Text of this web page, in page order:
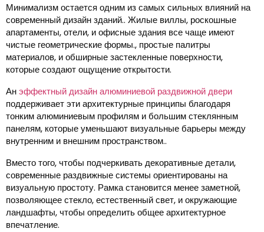
Минимализм остается одним из самых сильных влияний на
современный дизайн зданий.. Жилые виллы, роскошные
апартаменты, отели, и офисные здания все чаще имеют
чистые геометрические формы., простые палитры
материалов, и обширные застекленные поверхности,
которые создают ощущение открытости.
Анэффектный дизайн алюминиевой раздвижной двери
поддерживает эти архитектурные принципы благодаря
тонким алюминиевым профилям и большим стеклянным
панелям, которые уменьшают визуальные барьеры между
внутренним и внешним пространством..
Вместо того, чтобы подчеркивать декоративные детали,
современные раздвижные системы ориентированы на
визуальную простоту. Рамка становится менее заметной,
позволяющее стекло, естественный свет, и окружающие
ландшафты, чтобы определить общее архитектурное
впечатление.